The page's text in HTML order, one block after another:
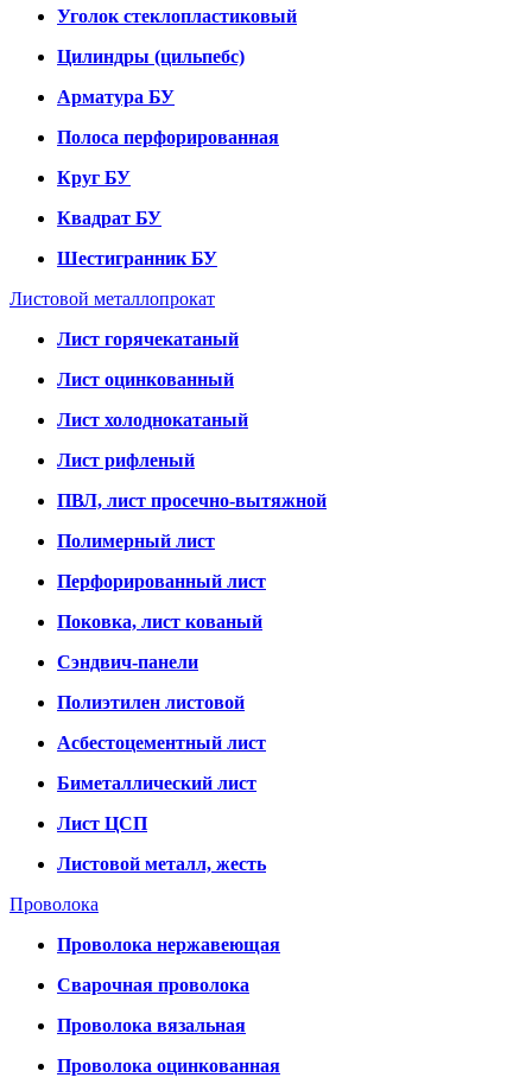
Уголок стеклопластиковый
Цилиндры (цильпебс)
Арматура БУ
Полоса перфорированная
Круг БУ
Квадрат БУ
Шестигранник БУ
Листовой металлопрокат
Лист горячекатаный
Лист оцинкованный
Лист холоднокатаный
Лист рифленый
ПВЛ, лист просечно-вытяжной
Полимерный лист
Перфорированный лист
Поковка, лист кованый
Сэндвич-панели
Полиэтилен листовой
Асбестоцементный лист
Биметаллический лист
Лист ЦСП
Листовой металл, жесть
Проволока
Проволока нержавеющая
Сварочная проволока
Проволока вязальная
Проволока оцинкованная